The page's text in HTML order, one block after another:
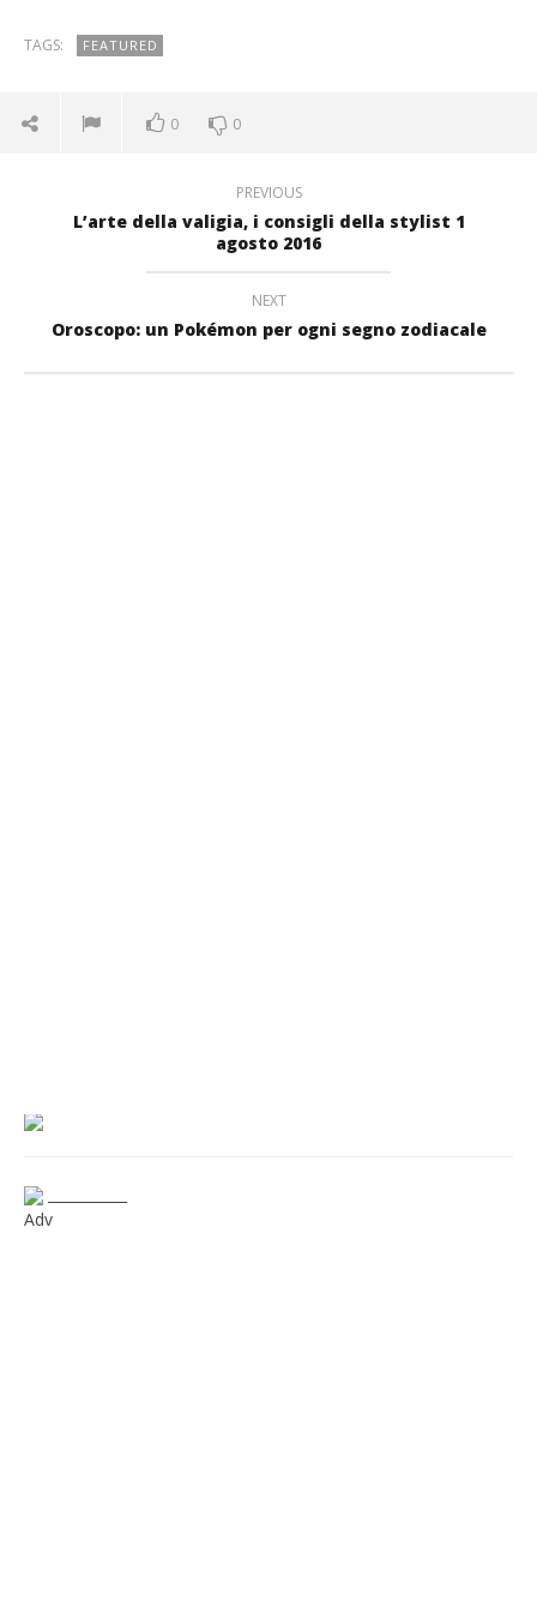
TAGS: FEATURED
0 0
PREVIOUS
L’arte della valigia, i consigli della stylist 1
agosto 2016
NEXT
Oroscopo: un Pokémon per ogni segno zodiacale
Adv